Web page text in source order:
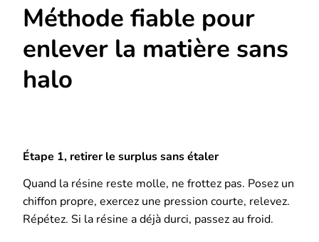
Méthode fiable pour
enlever la matière sans
halo
Étape 1, retirer le surplus sans étaler
Quand la résine reste molle, ne frottez pas. Posez un
chiffon propre, exercez une pression courte, relevez.
Répétez. Si la résine a déjà durci, passez au froid.